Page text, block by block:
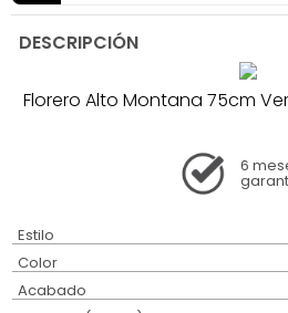
DESCRIPCIÓN
Florero Alto Montana 75cm
6
Estilo
Color
Acabado